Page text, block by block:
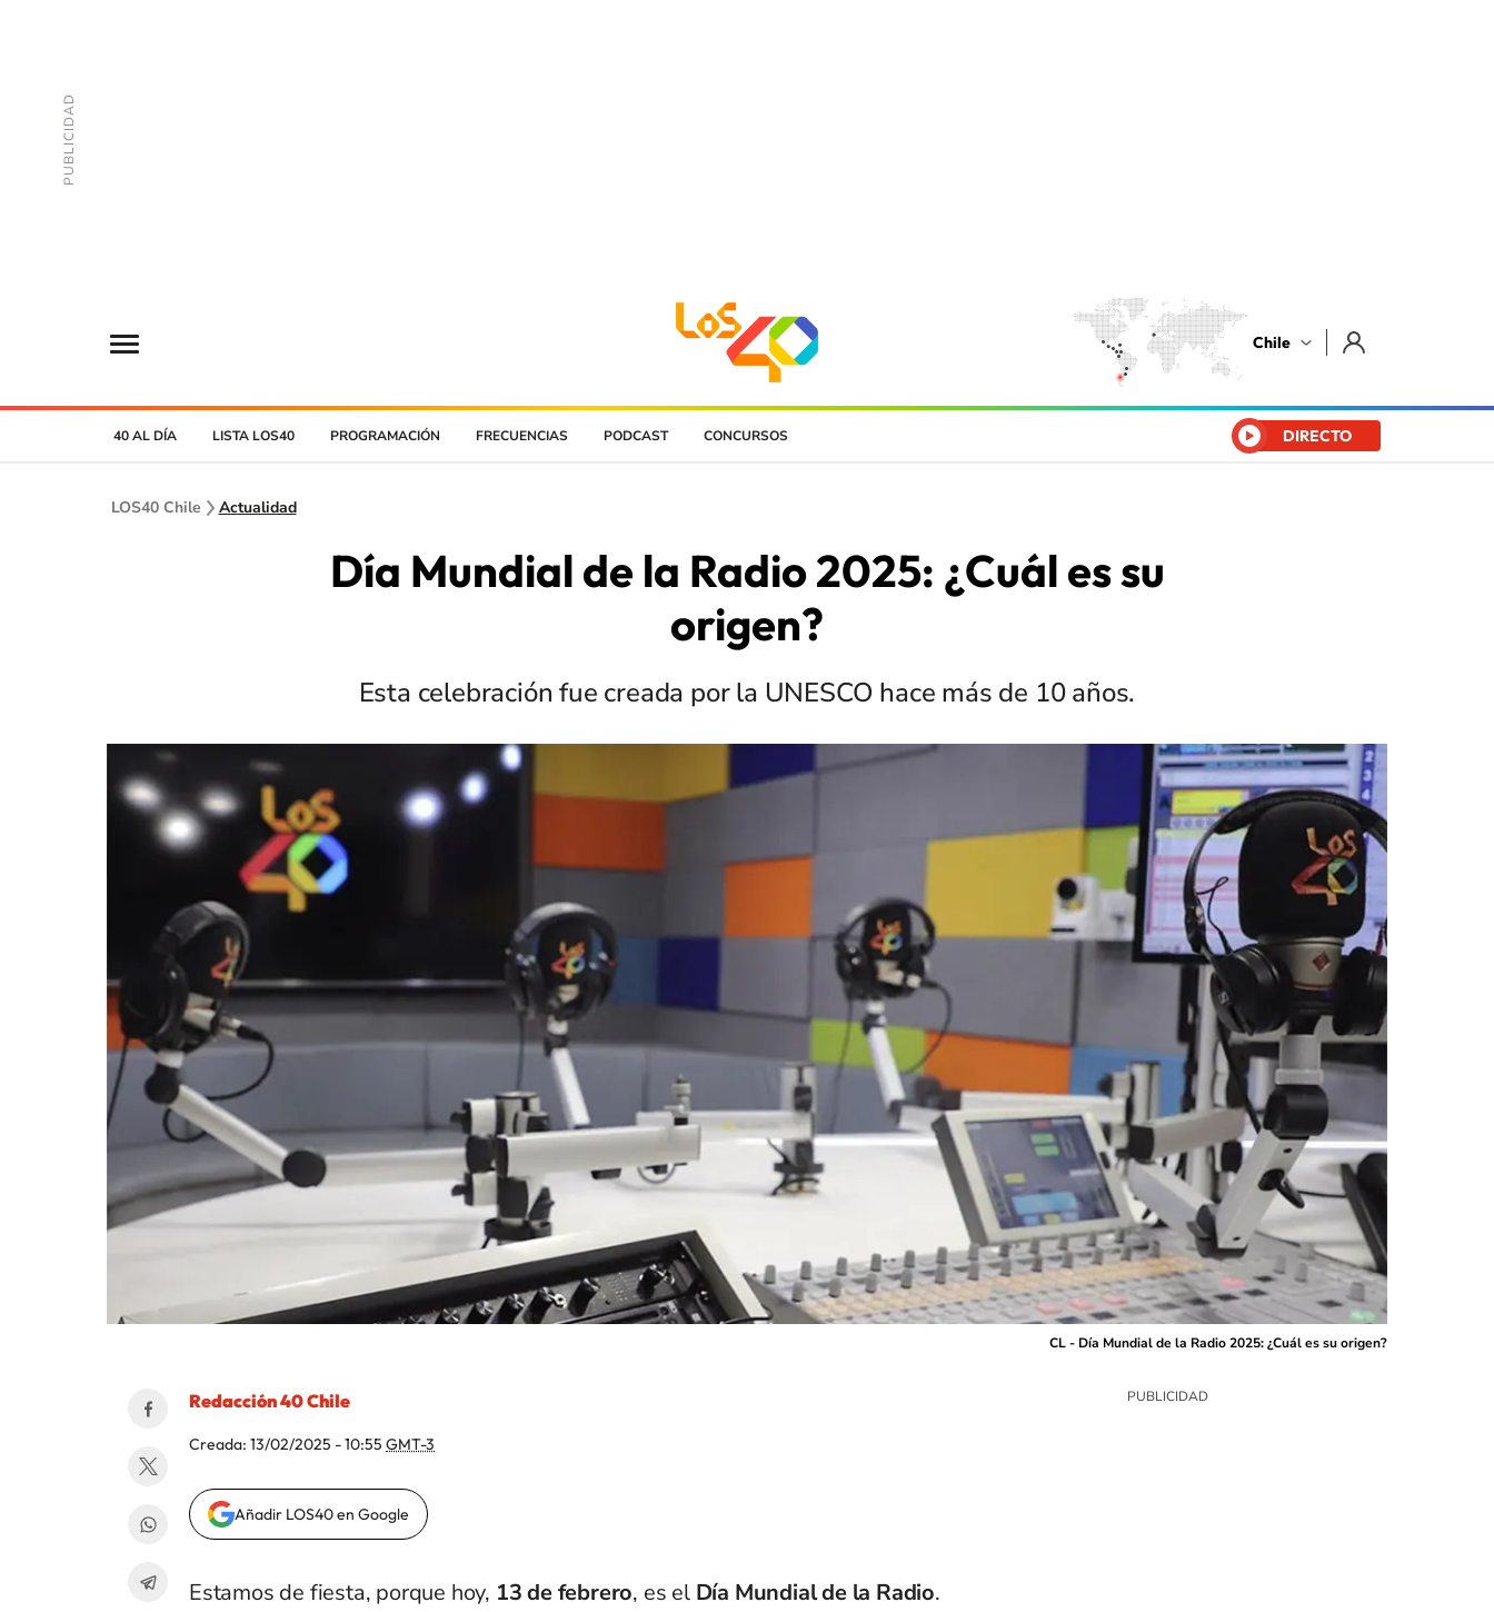
Chile
40 AL DÍA LISTA LOS40 PROGRAMACIÓN FRECUENCIAS PODCAST CONCURSOS DIRECTO
LOS40 Chile Actualidad
Día Mundial de la Radio 2025: ¿Cuál es su
origen?
Esta celebración fue creada por la UNESCO hace más de 10 años.
CL - Día Mundial de la Radio 2025: ¿Cuál es su origen?
Redacción 40 Chile
Creada: 13/02/2025 - 10:55 GMT-3
Añadir LOS40 en Google
Estamos de fiesta, porque hoy, 13 de febrero, es elDía Mundial de la Radio.